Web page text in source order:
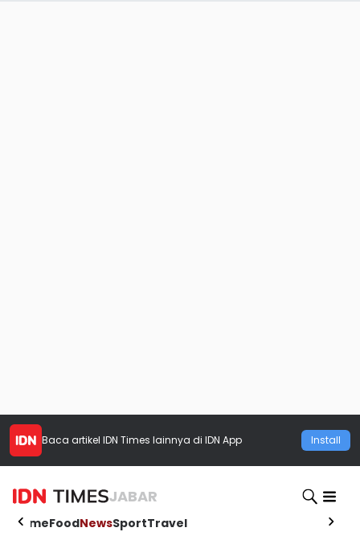
Baca artikel IDN Times lainnya di IDN App Install
JABAR
HomeFoodNewsSportTravel